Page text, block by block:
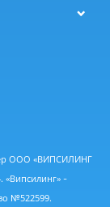
ООО «ВИПСИЛИНГ
«Випсилинг» -
№522599.